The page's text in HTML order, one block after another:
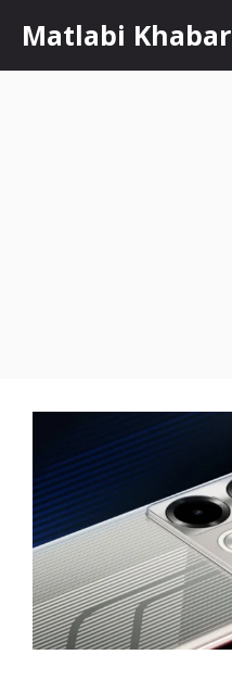
content
Matlabi Khabar